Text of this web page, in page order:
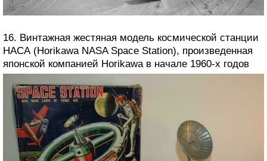
16. Винтажная жестяная модель космической станции
НАСА (Horikawa NASA Space Station), произведенная
японской компанией Horikawa в начале 1960-х годов